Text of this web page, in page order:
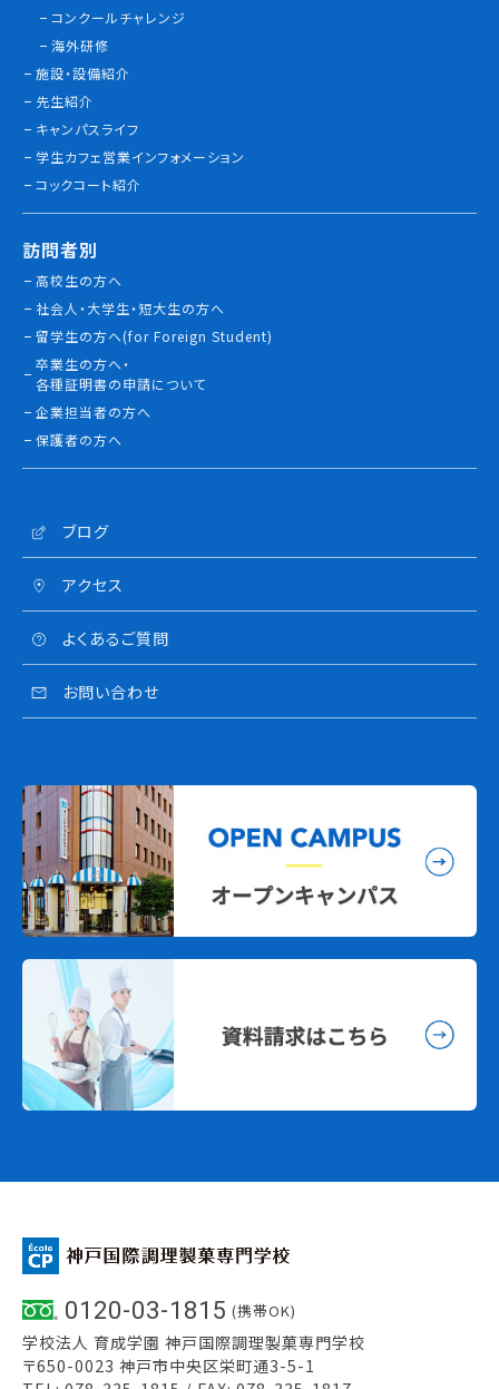
コンクールチャレンジ
海外研修
施設・設備紹介
先生紹介
キャンパスライフ
学生カフェ営業インフォメーション
コックコート紹介
訪問者別
高校生の方へ
社会人・大学生・短大生の方へ
留学生の方へ(for Foreign Student)
卒業生の方へ・
各種証明書の申請について
企業担当者の方へ
保護者の方へ
ブログ
アクセス
よくあるご質問
お問い合わせ
0120-03-1815 (携帯OK)
学校法人 育成学園 神戸国際調理製菓専門学校
〒650-0023 神戸市中央区栄町通3-5-1